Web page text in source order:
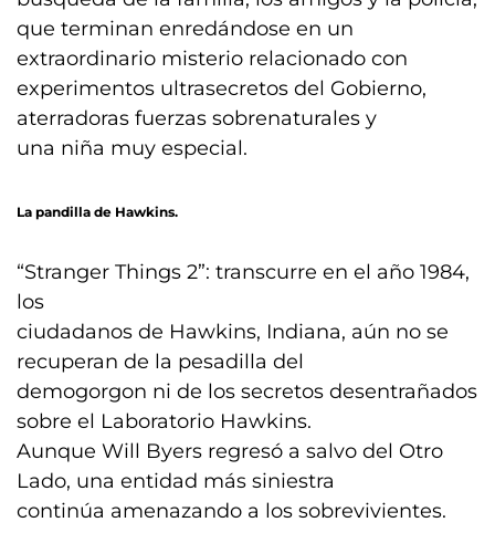
que terminan enredándose en un
extraordinario misterio relacionado con
experimentos ultrasecretos del Gobierno,
aterradoras fuerzas sobrenaturales y
una niña muy especial.
La pandilla de Hawkins.
“Stranger Things 2”: transcurre en el año 1984,
los
ciudadanos de Hawkins, Indiana, aún no se
recuperan de la pesadilla del
demogorgon ni de los secretos desentrañados
sobre el Laboratorio Hawkins.
Aunque Will Byers regresó a salvo del Otro
Lado, una entidad más siniestra
continúa amenazando a los sobrevivientes.